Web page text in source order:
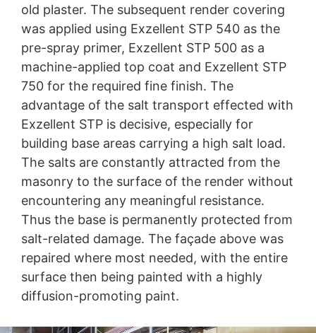
old plaster. The subsequent render covering
was applied using Exzellent STP 540 as the
pre-spray primer, Exzellent STP 500 as a
machine-applied top coat and Exzellent STP
750 for the required fine finish. The
advantage of the salt transport effected with
Exzellent STP is decisive, especially for
building base areas carrying a high salt load.
The salts are constantly attracted from the
masonry to the surface of the render without
encountering any meaningful resistance.
Thus the base is permanently protected from
salt-related damage. The façade above was
repaired where most needed, with the entire
surface then being painted with a highly
diffusion-promoting paint.
odvolania zostáva odvolaním nedotknutá.
Právo podať sťažnosť príslušnému dozorujúcemu
úradu
V prípade porušení práva ochrany údajov má dotknutá
osoba právo podať sťažnosť príslušnému dozorujúcemu
úradu. Príslušným dozorujúcim úradom pre oblasť práva
ochrany údajov je krajinská zmocnenkyňa pre ochranu
údajov a informačnú slobodu Severného Porýnia-
Vestfálska, Düsseldorf.
Právo na prenosnosť údajov
Prislúcha Vám právo, nechať vydať sebe alebo tretej
osobe, v bežnom, strojovo čitateľnom formáte, údaje,
ktoré na základe Vášho súhlasu alebo v rámci plnenia
zmluvy spracovávame v automatizovanej podobe. Keď
požadujete priamy prevod údajov na inú zodpovednú
osobu, stane sa tak len v tom prípade, ak je to
technicky možné.
Právo na informácie, opravu, zmazanie, zablokovanie
údajov máte kedykoľvek právo požiadať MC-